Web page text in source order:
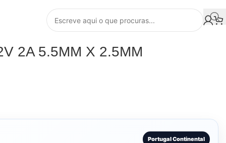
2A 5.5MM X 2.5MM
Portugal Continental